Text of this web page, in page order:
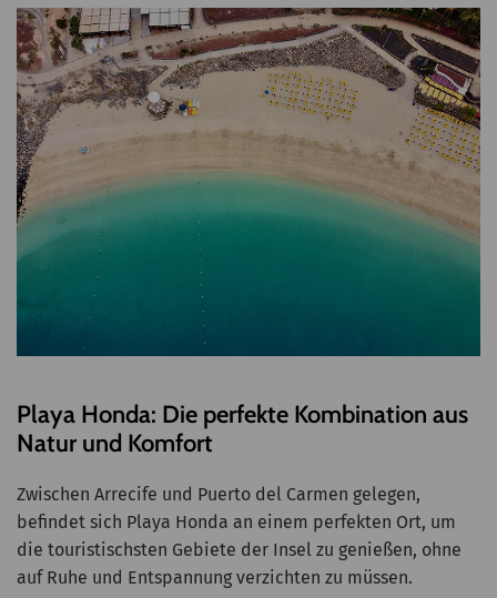
Playa Honda: Die perfekte Kombination aus
Natur und Komfort
Zwischen Arrecife und Puerto del Carmen gelegen,
befindet sich Playa Honda an einem perfekten Ort, um
die touristischsten Gebiete der Insel zu genießen, ohne
auf Ruhe und Entspannung verzichten zu müssen.